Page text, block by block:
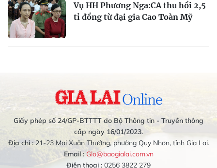
Vụ HH Phương Nga:CA thu hồi 2,5
tỉ đồng từ đại gia Cao Toàn Mỹ
Giấy phép số 24/GP-BTTTT do Bộ Thông tin - Truyền thông
cấp ngày 16/01/2023.
Địa chỉ :21-23 Mai Xuân Thưởng, phường Quy Nhơn, tỉnh Gia Lai.
Email : Glo@baogialai.com.vn
Điện thoại : 0256 3822 279